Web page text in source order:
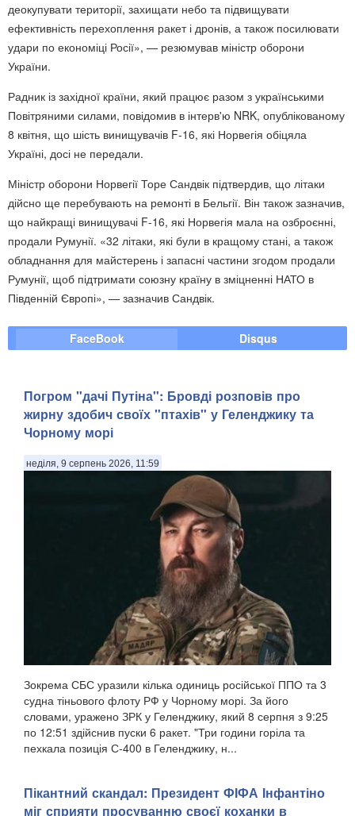
деокупувати території, захищати небо та підвищувати
ефективність перехоплення ракет і дронів, а також посилювати
удари по економіці Росії», — резюмував міністр оборони
України.
Радник із західної країни, який працює разом з українськими
Повітряними силами, повідомив в інтерв'ю NRK, опублікованому
8 квітня, що шість винищувачів F-16, які Норвегія обіцяла
Україні, досі не передали.
Міністр оборони Норвегії Торе Сандвік підтвердив, що літаки
дійсно ще перебувають на ремонті в Бельгії. Він також зазначив,
що найкращі винищувачі F-16, які Норвегія мала на озброєнні,
продали Румунії. «32 літаки, які були в кращому стані, а також
обладнання для майстерень і запасні частини згодом продали
Румунії, щоб підтримати союзну країну в зміцненні НАТО в
Південній Європі», — зазначив Сандвік.
FaceBook Disqus
Погром "дачі Путіна": Бровді розповів про
жирну здобич своїх "птахів" у Геленджику та
Чорному морі
неділя, 9 серпень 2026, 11:59
Зокрема СБС уразили кілька одиниць російської ППО та 3
судна тіньового флоту РФ у Чорному морі. За його
словами, уражено ЗРК у Геленджику, який 8 серпня з 9:25
по 12:51 здійснив пуски 6 ракет. "Три години горіла та
пехкала позиція С-400 в Геленджику, н...
Пікантний скандал: Президент ФІФА Інфантіно
міг сприяти просуванню своєї коханки в